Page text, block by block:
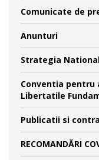
Comunicate de
Anunturi
Strategia
Conventia pentru
Libertatile
Publicatii si
RECOMANDĂRI